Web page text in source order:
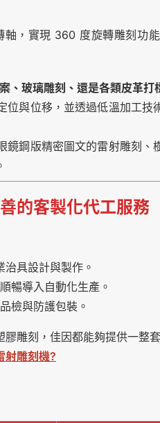
，實現 360 度旋轉雕刻功
、玻璃雕刻、還是各類皮革打
與位移，並透過低溫加工技
鋼版精密圖文的雷射雕刻、
的客製化代工服務
具設計與製作。
暢導入自動化生產。
檢與防護包裝。
雕刻，佳因都能夠提供一整
射雕刻機?